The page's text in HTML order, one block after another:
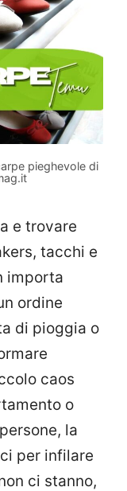
pieghevole di
e trovare
tacchi e
importa
ordine
di pioggia o
caos
o
la
per infilare
ci stanno,